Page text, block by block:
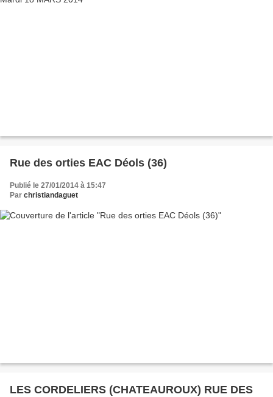
Rue des orties EAC Déols (36)
Publié le 27/01/2014 à 15:47
Par christiandaguet
LES CORDELIERS (CHATEAUROUX) RUE DES